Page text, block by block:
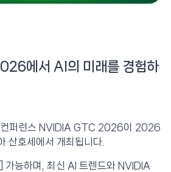
에서 AI의 미래를 경험하
컨퍼런스 NVIDIA GTC 2026이 2026
산호세에서 개최됩니다.
가능하며, 최신 AI 트렌드와 NVIDIA